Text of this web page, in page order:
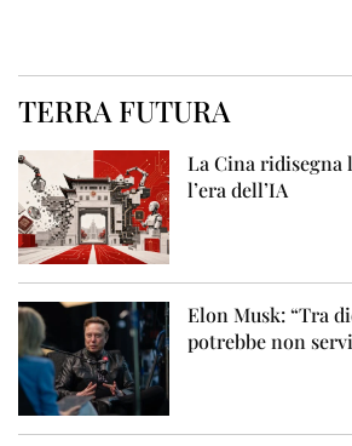
TERRA FUTURA
La Cina ridisegna
l’era dell’IA
Elon Musk: “Tra
potrebbe non